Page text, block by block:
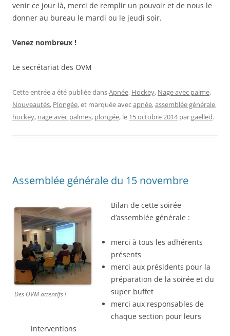
venir ce jour là, merci de remplir un pouvoir et de nous le
donner au bureau le mardi ou le jeudi soir.
Venez nombreux !
Le secrétariat des OVM
Cette entrée a été publiée dansApnée, Hockey, Nage avec palme,
Nouveautés, Plongée, et marquée avecapnée,assemblée générale,
hockey, nage avec palmes, plongée, le 15 octobre 2014 pargaelled.
Assemblée générale du 15 novembre
Des OVM attentifs !
Bilan de cette soirée
d’assemblée générale :
merci à tous les adhérents
présents
merci aux présidents pour la
préparation de la soirée et du
super buffet
merci aux responsables de
chaque section pour leurs
interventions